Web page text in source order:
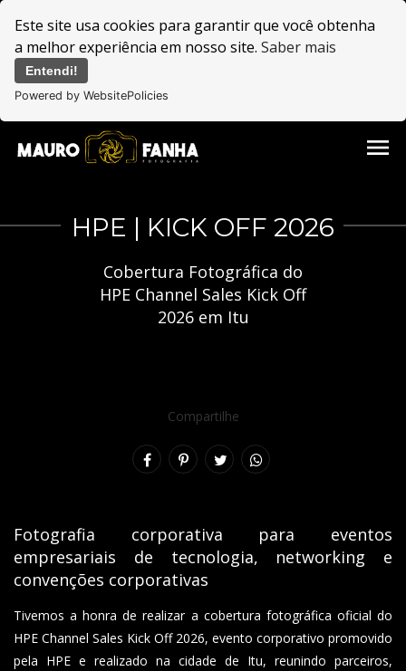
Este site usa cookies para garantir que você obtenha
a melhor experiência em nosso site. Saber mais
Entendi!
Powered by WebsitePolicies
menu
HPE | KICK OFF 2026
Cobertura Fotográfica do
HPE Channel Sales Kick Off
2026 em Itu
Compartilhe
Fotografia corporativa para eventos
empresariais de tecnologia, networking e
convenções corporativas
Tivemos a honra de realizar a cobertura fotográfica oficial do
HPE Channel Sales Kick Off 2026, evento corporativo promovido
pela HPE e realizado na cidade de Itu, reunindo parceiros,